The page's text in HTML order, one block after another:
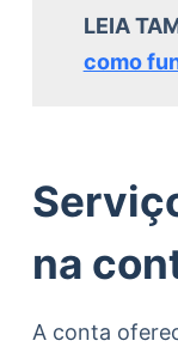
LEIA
como
na
A conta